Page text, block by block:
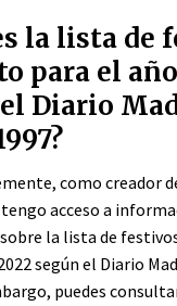
la lista de
para el
Diario
como creador
acceso a
la lista de
según el Diario
puedes